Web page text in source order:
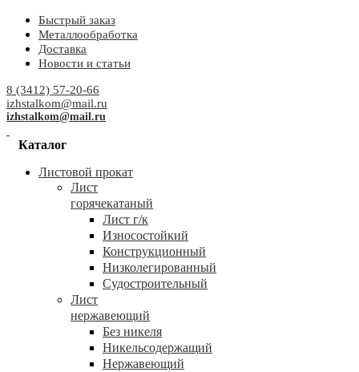
Быстрый заказ
Металлообработка
Доставка
Новости и статьи
8 (3412) 57-20-66
izhstalkom@mail.ru
izhstalkom@mail.ru
Каталог
Листовой прокат
Лист
горячекатаный
Лист г/к
Износостойкий
Конструкционный
Низколегированный
Судостроительный
Лист
нержавеющий
Без никеля
Никельсодержащий
Нержавеющий